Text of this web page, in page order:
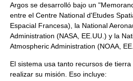
Argos se desarrolló bajo un
entre el Centre National d'Etudes
Espacial Francesa), la National
Administration (NASA, EE.UU.) y la
Atmospheric Administration (NOAA,
El sistema usa tanto recursos de
realizar su misión. Eso incluye: